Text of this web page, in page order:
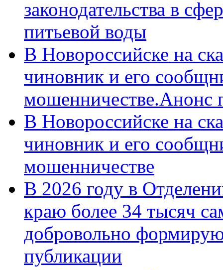
законодательства в
питьевой воды
В Новороссийске на
чиновник и его
мошенничестве.Анонс
В Новороссийске на
чиновник и его
мошенничестве
В 2026 году в
краю более 34 тысяч
добровольно
публикации